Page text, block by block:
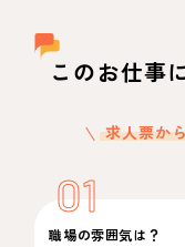
このお仕事
求人票か
01
職場の雰囲気は？